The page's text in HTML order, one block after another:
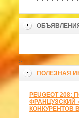
>
ПОЛЕЗНАЯ
PEUGEOT 208:
ФРАНЦУЗСКИЙ
КОНКУРЕНТОВ